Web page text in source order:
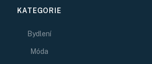
KATEGORIE
Bydlení
Móda